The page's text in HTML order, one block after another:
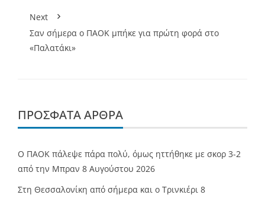
Next
Σαν σήμερα ο ΠΑΟΚ μπήκε για πρώτη φορά στο
«Παλατάκι»
ΠΡΌΣΦΑΤΑ ΆΡΘΡΑ
Ο ΠΑΟΚ πάλεψε πάρα πολύ, όμως ηττήθηκε με σκορ 3-2
από την Μπραν 8 Αυγούστου 2026
Στη Θεσσαλονίκη από σήμερα και ο Τρινκιέρι 8